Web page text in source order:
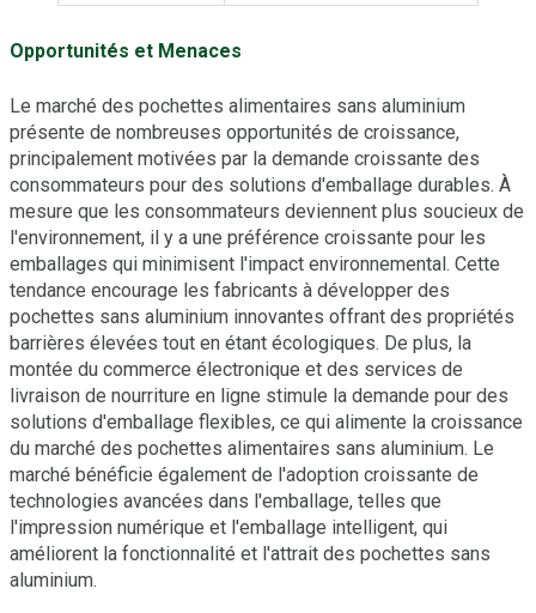
Opportunités et Menaces
Le marché des pochettes alimentaires sans aluminium
présente de nombreuses opportunités de croissance,
principalement motivées par la demande croissante des
consommateurs pour des solutions d'emballage durables. À
mesure que les consommateurs deviennent plus soucieux de
l'environnement, il y a une préférence croissante pour les
emballages qui minimisent l'impact environnemental. Cette
tendance encourage les fabricants à développer des
pochettes sans aluminium innovantes offrant des propriétés
barrières élevées tout en étant écologiques. De plus, la
montée du commerce électronique et des services de
livraison de nourriture en ligne stimule la demande pour des
solutions d'emballage flexibles, ce qui alimente la croissance
du marché des pochettes alimentaires sans aluminium. Le
marché bénéficie également de l'adoption croissante de
technologies avancées dans l'emballage, telles que
l'impression numérique et l'emballage intelligent, qui
améliorent la fonctionnalité et l'attrait des pochettes sans
aluminium.